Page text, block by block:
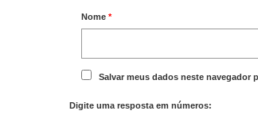
Nome *
Salvar meus dados neste navegador
Digite uma resposta em números: